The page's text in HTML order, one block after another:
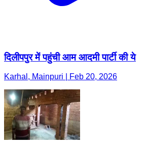
दिलीपपुर में पहुंची आम आदमी पार्टी की ये
Karhal, Mainpuri | Feb 20, 2026